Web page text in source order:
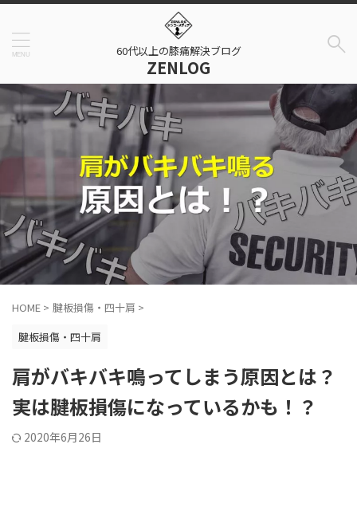
60代以上の膝痛解決ブログ
ZENLOG
HOME > 腱板損傷・四十肩 >
腱板損傷・四十肩
肩がバキバキ鳴ってしまう原因とは？
実は腱板損傷になっているかも！？
2020年6月26日